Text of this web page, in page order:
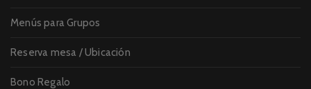
Menús para Grupos
Reserva mesa / Ubicación
Bono Regalo